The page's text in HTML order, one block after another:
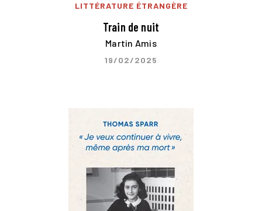
LITTÉRATURE ÉTRANGÈRE
Train de nuit
Martin Amis
19/02/2025